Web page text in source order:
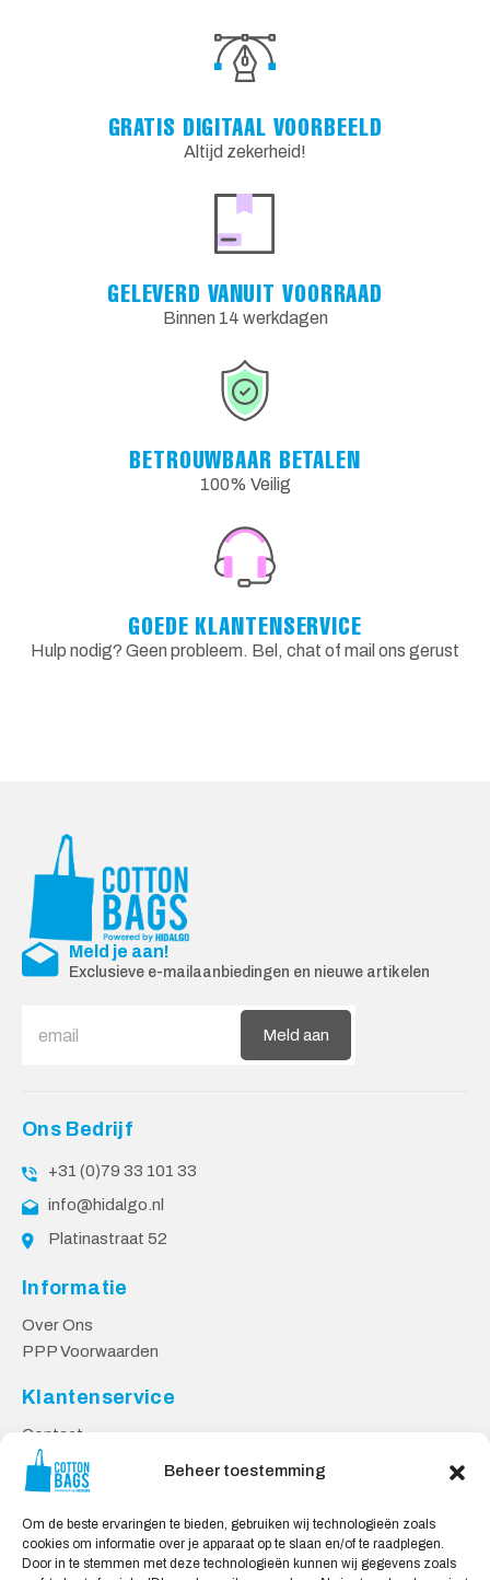
Beheer toestemming
Om de beste ervaringen te bieden, gebruiken wij technologieën zoals
cookies om informatie over je apparaat op te slaan en/of te raadplegen.
Door in te stemmen met deze technologieën kunnen wij gegevens zoals
GRATIS DIGITAAL VOORBEELD
Altijd zekerheid!
GELEVERD VANUIT VOORRAAD
Binnen 14 werkdagen
BETROUWBAAR BETALEN
100% Veilig
GOEDE KLANTENSERVICE
Hulp nodig? Geen probleem. Bel, chat of mail ons gerust
Meld je aan!
Exclusieve e-mailaanbiedingen en nieuwe artikelen
Meld aan
Ons Bedrijf
+31 (0)79 33 101 33
info@hidalgo.nl
Platinastraat 52
Informatie
Over Ons
PPP Voorwaarden
Klantenservice
Contact
Privacy Voorwaarden
Levering en Retourneren
Veilig Shoppen
Mijn account